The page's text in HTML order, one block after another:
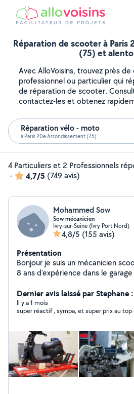
Réparation de scooter à
(75) et
Avec AlloVoisins, trouvez près de
professionnel ou particulier qui
de réparation de scooter.
contactez-les et obtenez
Réparation vélo - moto
à Paris 20e Arrondissement (75)
4 Particuliers et 2 Professionnels
-
4,7/5 (749 avis)
Mohammed Sow
Sow mécanicien
Ivry-sur-Seine (Ivry Port Nord)
4,8/5 (155 avis)
Présentation
Bonjour je suis un mécanicien
8 ans d'expérience dans le garage
cordialement
Dernier avis laissé par Stephane
Il y a 1 mois
super réactif , sympa, et super prix au